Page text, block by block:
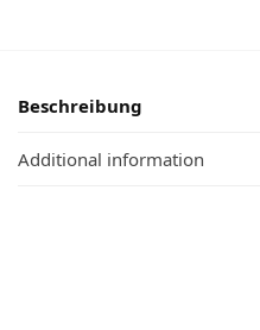
Beschreibung
Additional information